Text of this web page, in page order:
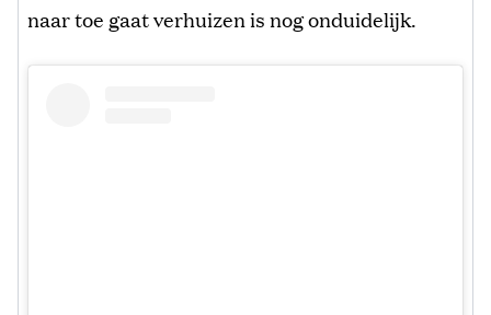
naar toe gaat verhuizen is nog onduidelijk.